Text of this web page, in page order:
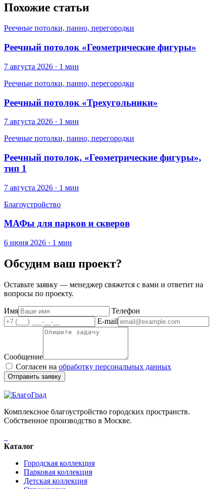
Похожие статьи
Реечные потолки, панно, перегородки
Реечный потолок «Геометрические фигуры»
7 августа 2026 · 1 мин
Реечные потолки, панно, перегородки
Реечный потолок «Трехугольники»
7 августа 2026 · 1 мин
Реечные потолки, панно, перегородки
Реечный потолок, «Геометрические фигуры»,
тип 1
7 августа 2026 · 1 мин
Благоустройство
МАФы для парков и скверов
6 июня 2026 · 1 мин
Обсудим ваш проект?
Оставьте заявку — менеджер свяжется с вами и ответит на
вопросы по проекту.
Имя
Телефон
E-mail
Сообщение
Согласен на обработку персональных данных
Отправить заявку
Комплексное благоустройство городских пространств.
Собственное производство в Москве.
Каталог
Городская коллекция
Парковая коллекция
Детская коллекция